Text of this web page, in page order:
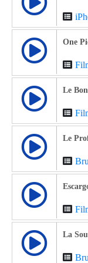
One
Le
Le
La